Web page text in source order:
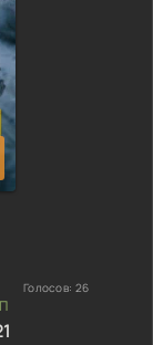
Голосов: 26